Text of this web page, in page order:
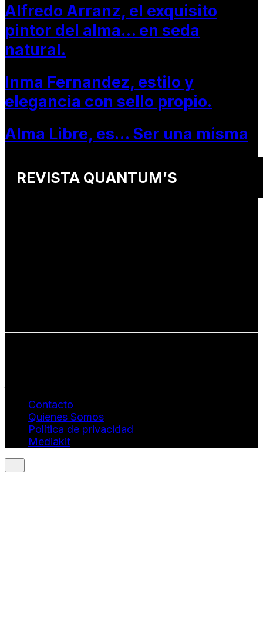
Alfredo Arranz, el exquisito
pintor del alma… en seda
natural.
Inma Fernandez, estilo y
elegancia con sello propio.
Alma Libre, es… Ser una misma
REVISTA QUANTUM’S
Contacto
Quienes Somos
Política de privacidad
Mediakit